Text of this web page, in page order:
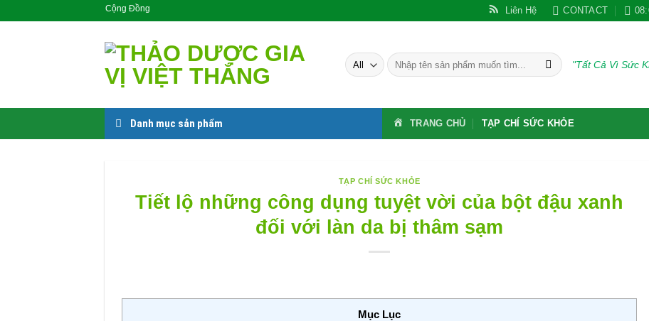
Sản Phẩm Cho Cộng Đồng Liên Hệ CONTACT
Tìm
kiếm:
"Tất Cả Vì Sức
Danh mục sản phẩm TRANG CHỦ TẠP CHÍ SỨC KHỎE
TẠP CHÍ SỨC KHỎE
Tiết lộ những công dụng tuyệt vời của bột đậu xanh
đối với làn da bị thâm sạm
Mục Lục